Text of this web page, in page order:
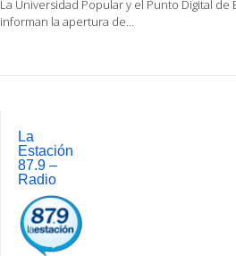
La Universidad Popular y el Punto Digital de
informan la apertura de…
navigation
La
Estación
87.9 –
Radio